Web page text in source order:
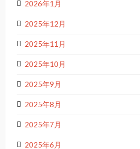
2026年1月
2025年12月
2025年11月
2025年10月
2025年9月
2025年8月
2025年7月
2025年6月